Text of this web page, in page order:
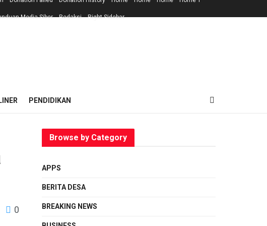
Media Siber Redaksi Right Sidebar
PENDIDIKAN
0
Browse by Category
APPS
BERITA DESA
BREAKING NEWS